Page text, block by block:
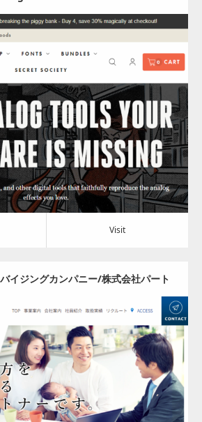
Illustrators
Update:2024.05.16
Category:その他
Visit
イジングカンパニー/株式会社パート
ナーズ
Update:2024.05.08
Category:その他